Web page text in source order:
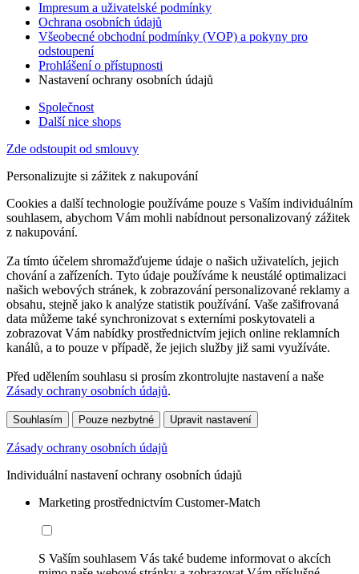
Impresum a uživatelské podmínky
Ochrana osobních údajů
Všeobecné obchodní podmínky (VOP) a pokyny pro
odstoupení
Prohlášení o přístupnosti
Nastavení ochrany osobních údajů
Společnost
Další nice shops
Zde odstoupit od smlouvy
Personalizujte si zážitek z nakupování
Cookies a další technologie používáme pouze s Vaším individuálním
souhlasem, abychom Vám mohli nabídnout personalizovaný zážitek
z nakupování.
Za tímto účelem shromažďujeme údaje o našich uživatelích, jejich
chování a zařízeních. Tyto údaje používáme k neustálé optimalizaci
našich webových stránek, k zobrazování personalizované reklamy a
obsahu, stejně jako k analýze statistik používání. Vaše zašifrovaná
data můžeme také synchronizovat s externími poskytovateli a
zobrazovat Vám nabídky prostřednictvím jejich online reklamních
kanálů, a to pouze v případě, že jejich služby již sami využíváte.
Před udělením souhlasu si prosím zkontrolujte nastavení a naše
Zásady ochrany osobních údajů.
Souhlasím Pouze nezbytné Upravit nastavení
Zásady ochrany osobních údajů
Individuální nastavení ochrany osobních údajů
Marketing prostřednictvím Customer-Match
S Vaším souhlasem Vás také budeme informovat o akcích